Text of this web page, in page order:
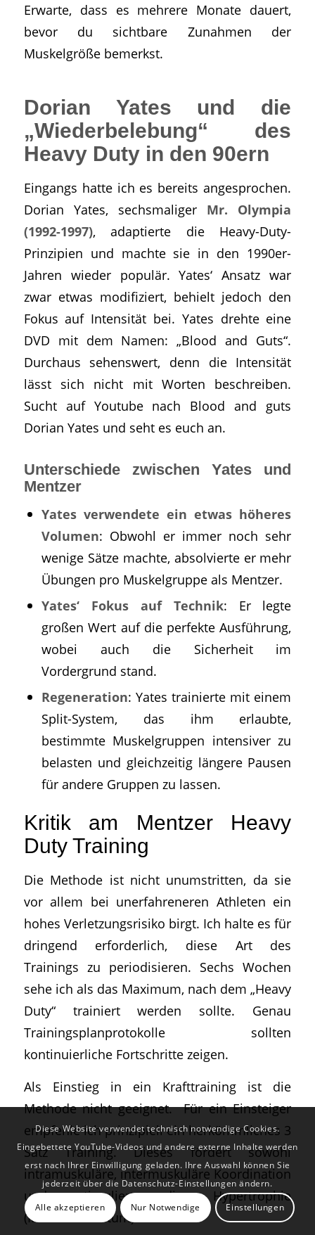
Erwarte, dass es mehrere Monate dauert,
bevor du sichtbare Zunahmen der
Muskelgröße bemerkst.
Dorian Yates und die
„Wiederbelebung“ des
Heavy Duty in den 90ern
Eingangs hatte ich es bereits angesprochen.
Dorian Yates, sechsmaliger Mr. Olympia
(1992-1997), adaptierte die Heavy-Duty-
Prinzipien und machte sie in den 1990er-
Jahren wieder populär. Yates‘ Ansatz war
zwar etwas modifiziert, behielt jedoch den
Fokus auf Intensität bei. Yates drehte eine
DVD mit dem Namen: „Blood and Guts“.
Durchaus sehenswert, denn die Intensität
lässt sich nicht mit Worten beschreiben.
Sucht auf Youtube nach Blood and guts
Dorian Yates und seht es euch an.
Unterschiede zwischen Yates und
Mentzer
Yates verwendete ein etwas höheres
Volumen: Obwohl er immer noch sehr
wenige Sätze machte, absolvierte er mehr
Übungen pro Muskelgruppe als Mentzer.
Yates‘ Fokus auf Technik: Er legte
großen Wert auf die perfekte Ausführung,
wobei auch die Sicherheit im
Vordergrund stand.
Regeneration: Yates trainierte mit einem
Split-System, das ihm erlaubte,
bestimmte Muskelgruppen intensiver zu
belasten und gleichzeitig längere Pausen
für andere Gruppen zu lassen.
Kritik am Mentzer Heavy
Duty Training
Die Methode ist nicht unumstritten, da sie
vor allem bei unerfahreneren Athleten ein
hohes Verletzungsrisiko birgt. Ich halte es für
dringend erforderlich, diese Art des
Trainings zu periodisieren. Sechs Wochen
sehe ich als das Maximum, nach dem „Heavy
Duty“ trainiert werden sollte. Genau
Trainingsplanprotokolle sollten
kontinuierliche Fortschritte zeigen.
Als Einstieg in ein Krafttraining ist die
Methode nicht geeignet. Für ein Einsteiger
empfehle ich prinzipiell ein herkömmliches 3
Satz Training. Dieses fördert sowohl
intramuskuläre, intermuskuläre Koordination
und stimuliert die Hypertrophie
(Muskelwachstum).
Diese Website verwendet technisch notwendige Cookies.
Eingebettete YouTube-Videos und andere externe Inhalte werden
erst nach Ihrer Einwilligung geladen. Ihre Auswahl können Sie
jederzeit über die Datenschutz-Einstellungen ändern.
Alle akzeptieren Nur Notwendige Einstellungen